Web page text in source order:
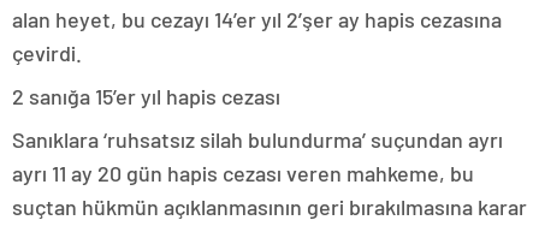
alan heyet, bu cezayı 14’er yıl 2’şer ay hapis cezasına
çevirdi.
2 sanığa 15’er yıl hapis cezası
Sanıklara ‘ruhsatsız silah bulundurma’ suçundan ayrı
ayrı 11 ay 20 gün hapis cezası veren mahkeme, bu
suçtan hükmün açıklanmasının geri bırakılmasına karar